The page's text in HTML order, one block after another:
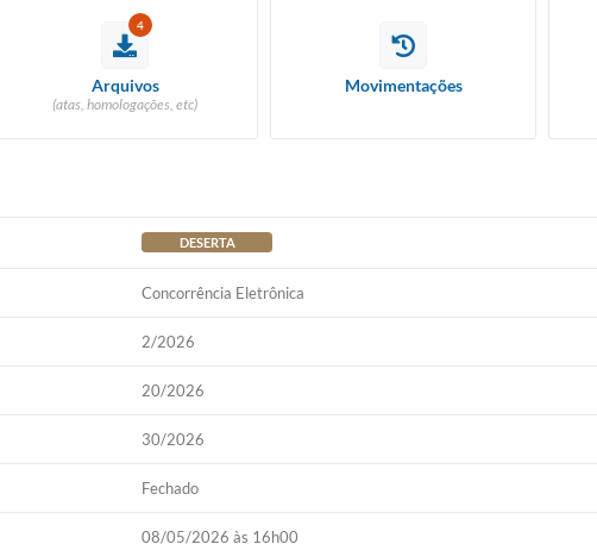
4
Arquivos
(atas, homologações, etc)
Movimentações
DESERTA
Concorrência Eletrônica
2/2026
20/2026
30/2026
Fechado
08/05/2026 às 16h00